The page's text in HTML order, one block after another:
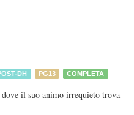
DH PG13 COMPLETA
il suo animo irrequieto trova